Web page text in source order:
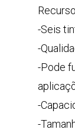
-Seis
-
-Pode
-
-